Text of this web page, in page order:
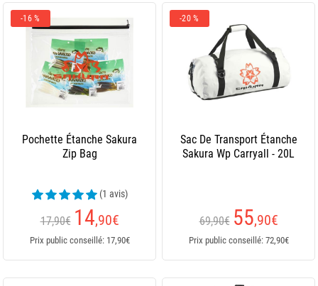
-16 %
Pochette Étanche Sakura
Zip Bag
(1 avis)
17,90€ 14,90€
Prix public conseillé: 17,90€
-20 %
Sac De Transport Étanche
Sakura Wp Carryall - 20L
69,90€ 55,90€
Prix public conseillé: 72,90€